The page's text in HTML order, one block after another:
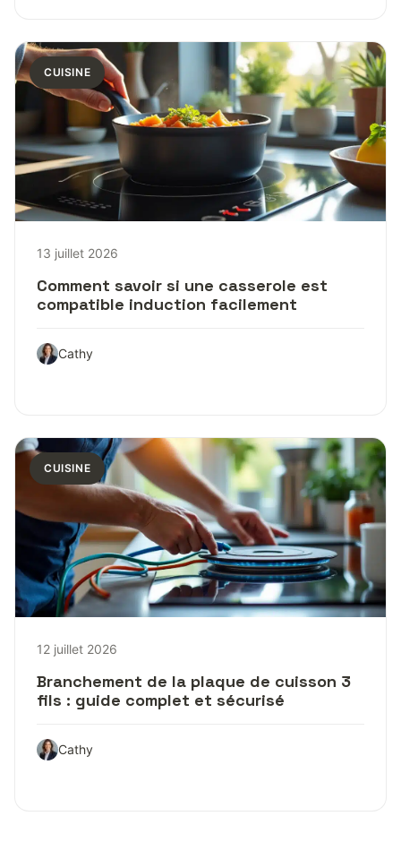
CUISINE
13 juillet 2026
Comment savoir si une casserole est
compatible induction facilement
Cathy
CUISINE
12 juillet 2026
Branchement de la plaque de cuisson 3
fils : guide complet et sécurisé
Cathy